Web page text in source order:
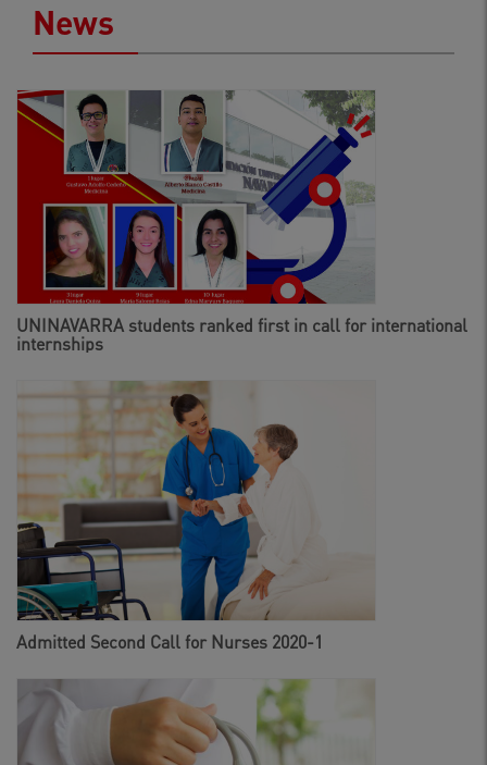
News
UNINAVARRA students ranked first in call for international
internships
Admitted Second Call for Nurses 2020-1